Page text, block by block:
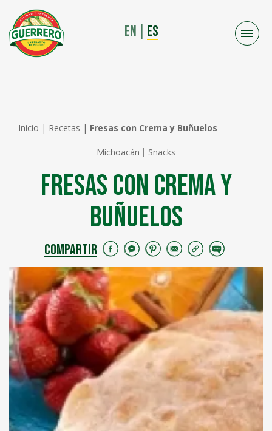
EN ES
Inicio | Recetas | Fresas con Crema y Buñuelos
Michoacán Snacks
Fresas con Crema y
Buñuelos
COMPARTIR